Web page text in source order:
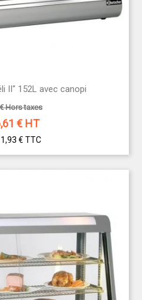
II" 152L avec canopi
Hors taxes
€ HT
€ TTC